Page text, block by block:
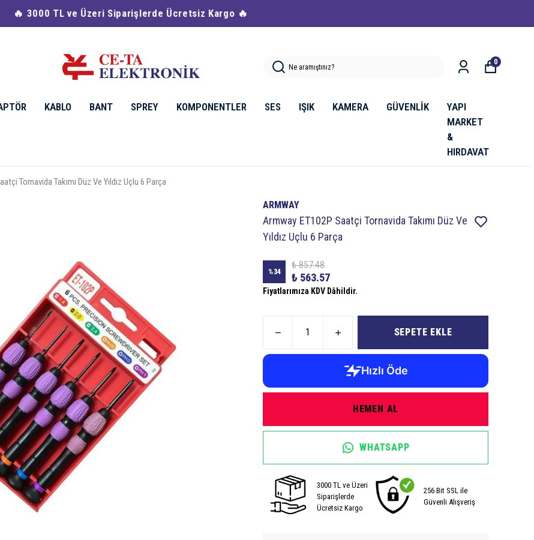
🔥 Havale & EFT Ödemelerinde %2 İndirim 🔥
KABLO BANT SPREY KOMPONENTLER SES IŞIK KAMERA GÜVENLİK
YAPI
MARKET
&
HIRDAVAT
0
Tornavida Takımı Düz Ve Yıldız Uçlu 6 Parça
ARMWAY
Armway ET102P Saatçi Tornavida Takımı Düz Ve
Yıldız Uçlu 6 Parça
%34
₺ 857.48
₺ 563.57
Fiyatlarımıza KDV Dâhildir.
SEPETE EKLE
HEMEN AL
WHATSAPP
3000 TL ve Üzeri
Siparişlerde
Ücretsiz Kargo
256 Bit SSL ile
Güvenli Alışveriş